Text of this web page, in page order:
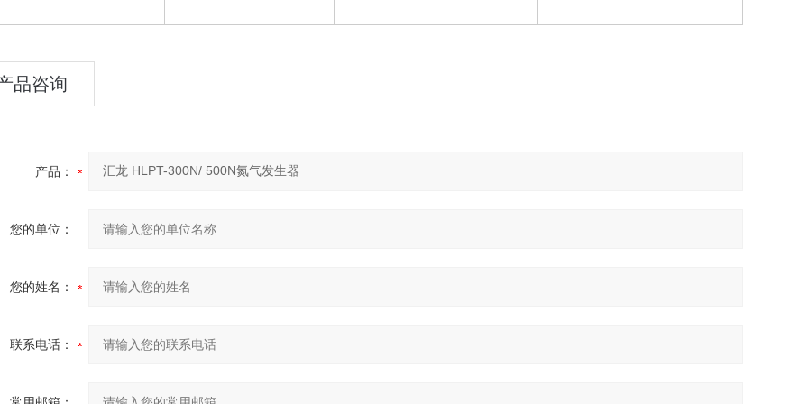
品咨询
产品：
您的单位：
您的姓名：
联系电话：